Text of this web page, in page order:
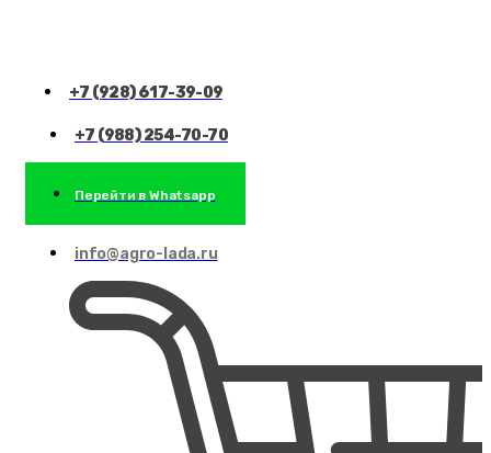
+7 (928) 617-39-09
+7 (988) 254-70-70
Перейти в Whatsapp
info@agro-lada.ru